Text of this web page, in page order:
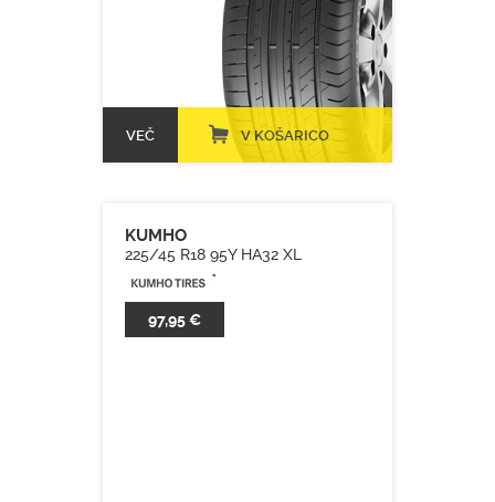
VEČ V KOŠARICO
KUMHO
225/45 R18 95Y HA32 XL
97,95 €